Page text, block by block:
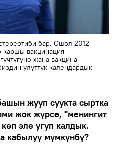
бар. Ошол 2012-
вакцинация
жана вакцина
улуттук календардык
жууп суукта сыртка
жок жүрсө, "менингит
эле угуп калдык.
кабылуу мүмкүнбү?